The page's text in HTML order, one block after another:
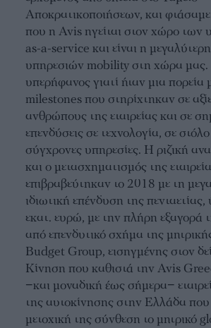
Αποκρατικοποιήσεων, και
που η Avis ηγείται στον χώρο των
as-a-service και είναι η μεγαλύτερη
υπηρεσιών mobility στη χώρα μας.
υπερήφανος γιατί ήταν μια πορεία
milestones που στηρίχτηκαν σε
ανθρώπους της εταιρείας και σε
επενδύσεις σε τεχνολογία, σε
σύγχρονες υπηρεσίες. Η ριζική
και ο μετασχηματισμός της
επιβραβεύτηκαν το 2018 με τη
ιδιωτική επένδυση της
εκατ. ευρώ, με την πλήρη εξαγορά
από επενδυτικό σχήμα της
Budget Group, εισηγμένης στον
Κίνηση που καθιστά την Avis
−και μοναδική έως σήμερα−
της αυτοκίνησης στην Ελλάδα που
μετοχική της σύνθεση το μητρικό